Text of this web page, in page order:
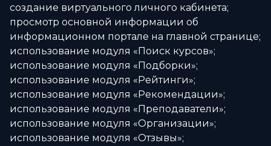
создание виртуального личного кабинета;
просмотр основной информации об
информационном портале на главной странице;
использование модуля «Поиск курсов»;
использование модуля «Подборки»;
использование модуля «Рейтинги»;
использование модуля «Рекомендации»;
использование модуля «Преподаватели»;
использование модуля «Организации»;
использование модуля «Отзывы»;